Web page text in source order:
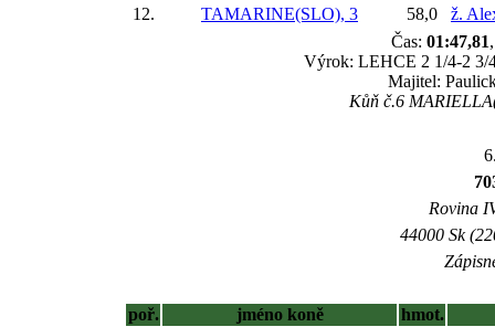
12.
TAMARINE(SLO), 3 58,0
ž.
Čas: 01:47,81
Výrok: LEHCE 2 1/4-2 3/
Majitel:
Kůň č.6
Rovina
44000 Sk
poř. jméno koně
hmot.